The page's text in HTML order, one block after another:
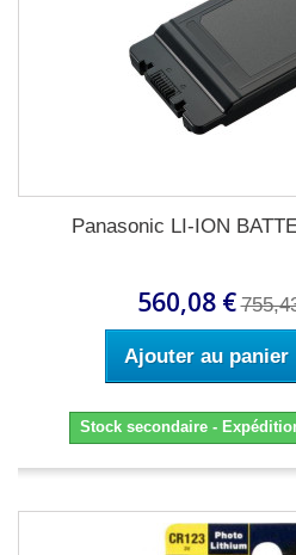
Panasonic LI-ION
560,08 €
Ajouter au panier
Stock secondaire -